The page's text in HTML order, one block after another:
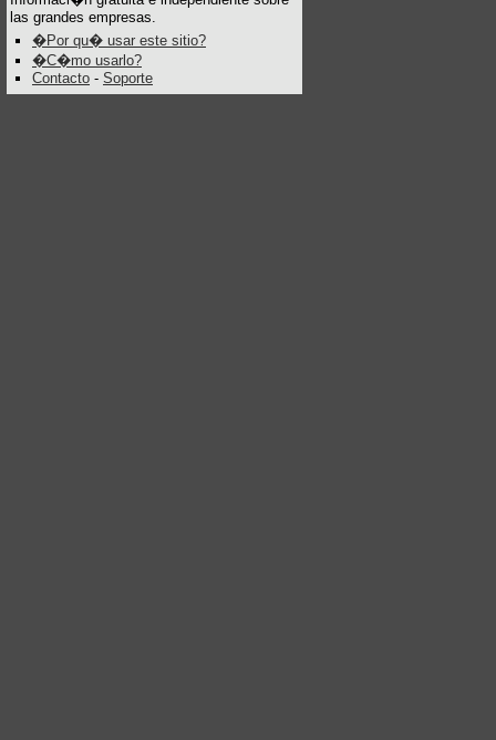
las grandes empresas.
�Por qu� usar este sitio?
�C�mo usarlo?
Contacto - Soporte